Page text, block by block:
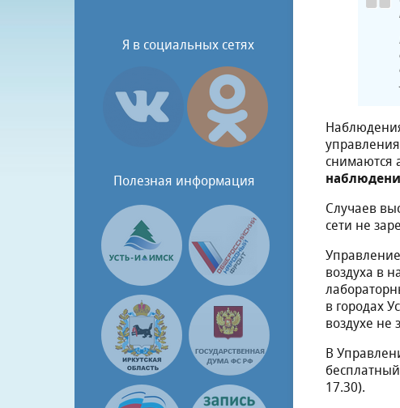
Я в социальных сетях
Полезная информация
снимаются
Случаев
сети не
воздуха в
в городах
воздухе не
В
17.30).